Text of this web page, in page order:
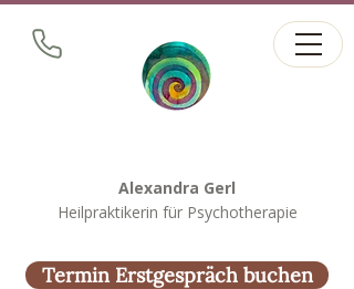
Alexandra Gerl
Heilpraktikerin für Psychotherapie
Termin Erstgespräch buchen